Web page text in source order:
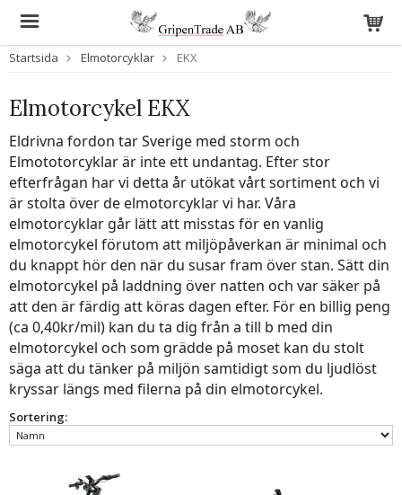
Startsida Elmotorcyklar EKX
Elmotorcykel EKX
Eldrivna fordon tar Sverige med storm och
Elmototorcyklar är inte ett undantag. Efter stor
efterfrågan har vi detta år utökat vårt sortiment och vi
är stolta över de elmotorcyklar vi har. Våra
elmotorcyklar går lätt att misstas för en vanlig
elmotorcykel förutom att miljöpåverkan är minimal och
du knappt hör den när du susar fram över stan. Sätt din
elmotorcykel på laddning över natten och var säker på
att den är färdig att köras dagen efter. För en billig peng
(ca 0,40kr/mil) kan du ta dig från a till b med din
elmotorcykel och som grädde på moset kan du stolt
säga att du tänker på miljön samtidigt som du ljudlöst
kryssar längs med filerna på din elmotorcykel.
Sortering: